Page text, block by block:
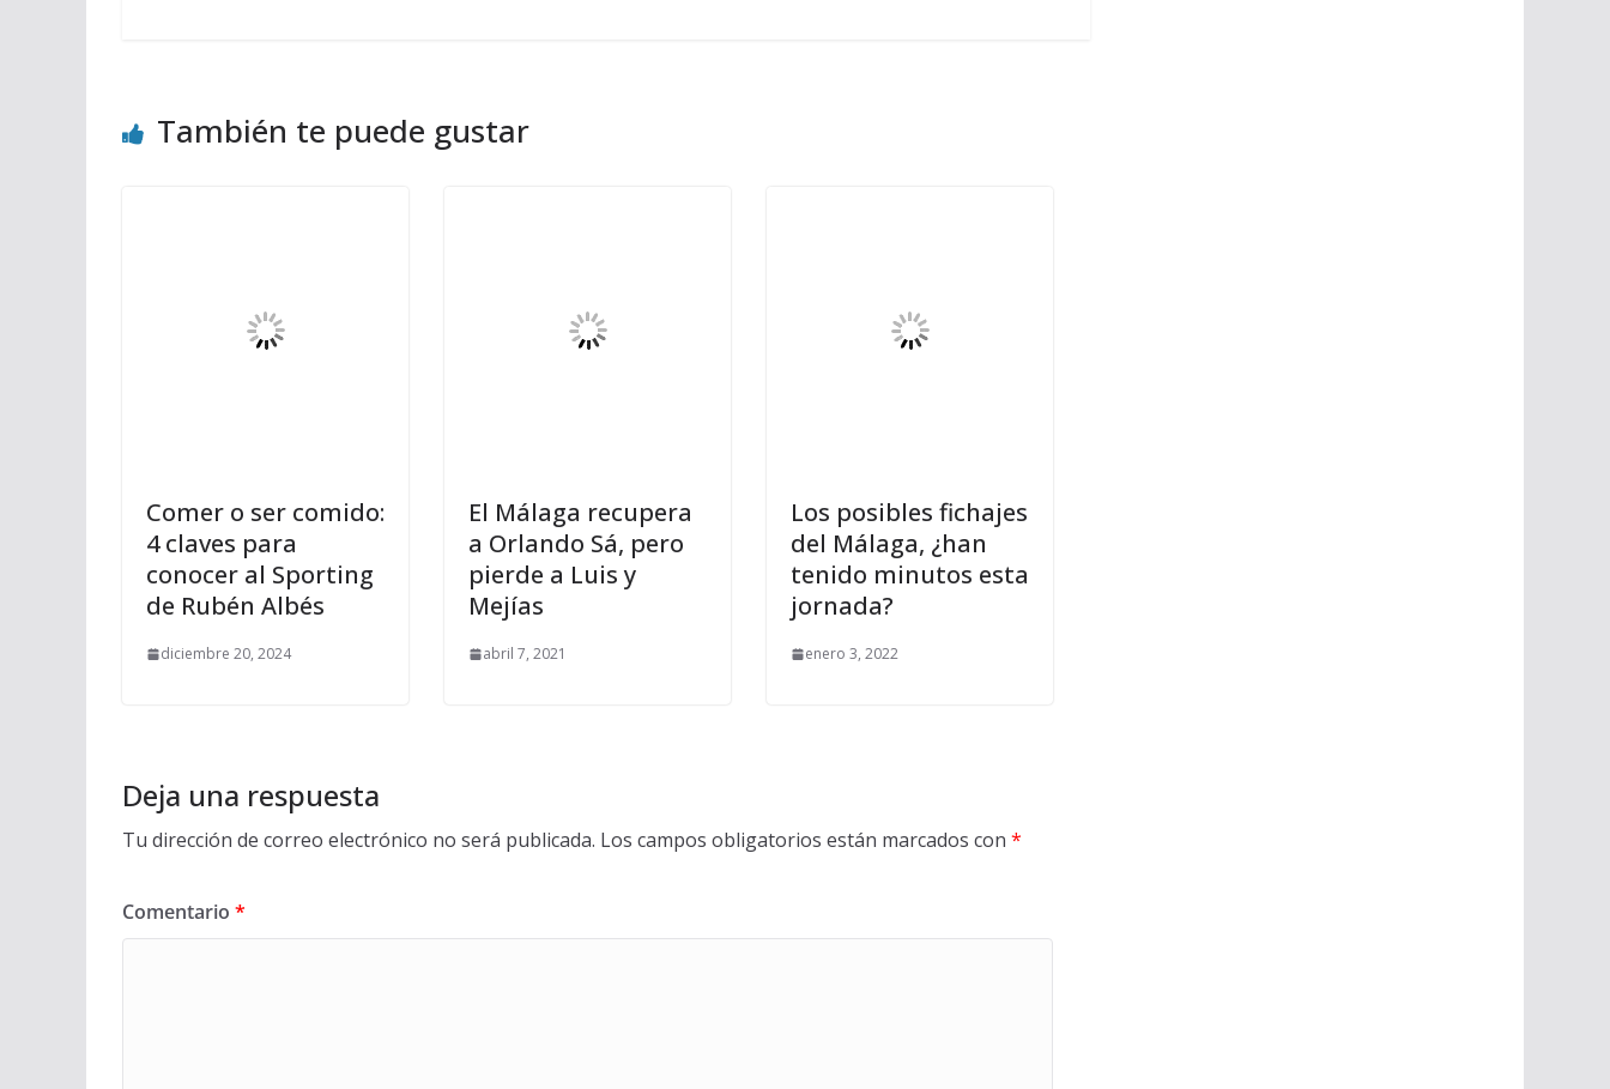
También te puede gustar
Comer o ser comido:
4 claves para
conocer al Sporting
de Rubén Albés
diciembre 20, 2024
El Málaga recupera
a Orlando Sá, pero
pierde a Luis y
Mejías
abril 7, 2021
Los posibles fichajes
del Málaga, ¿han
tenido minutos esta
jornada?
enero 3, 2022
Deja una respuesta
Tu dirección de correo electrónico no será publicada. Los campos obligatorios están marcados con *
Comentario *